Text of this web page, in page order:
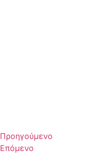
Προηγούμενο
Επόμενο